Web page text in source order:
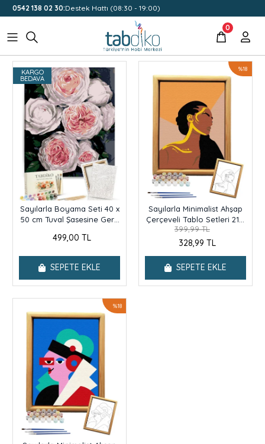
0542 138 02 30:Destek Hattı (08:30 - 19:00)
0
KARGO
BEDAVA
Sayılarla Boyama Seti 40 x
50 cm Tuval Şasesine Gerili
499,00 TL
SEPETE EKLE
Sayılarla Minimalist Ahşap
Çerçeveli Tablo Setleri 21 x
27 cm Tuval Şasesine Gerili
Kadın Portresi
%18
399,99 TL
328,99 TL
SEPETE EKLE
%18